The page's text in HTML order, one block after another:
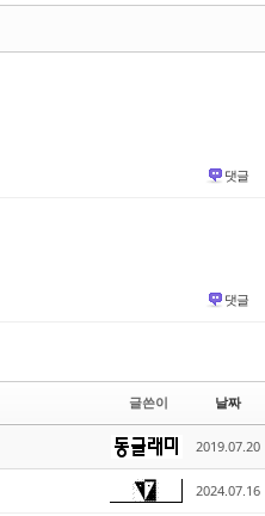
댓글
댓글
글쓴이 날짜
2019.07.20
2024.07.16